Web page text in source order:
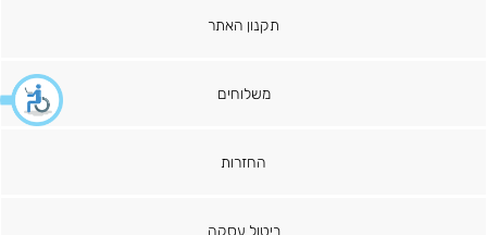
תקנון האתר
משלוחים
החזרות
ביטול עסקה